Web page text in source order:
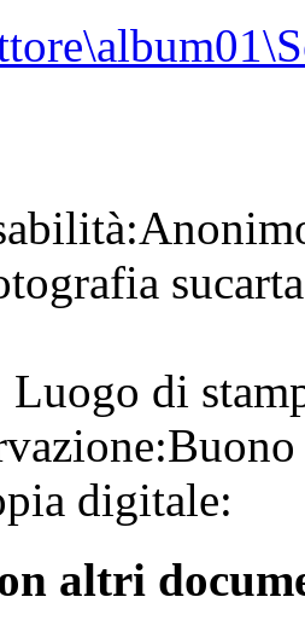
su
Luogo di
Buono
digitale:
altri